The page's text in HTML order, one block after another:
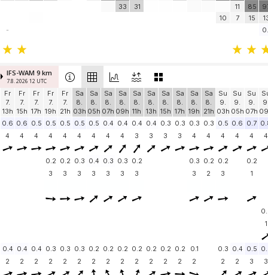
33
31
10
11
7
85
15
-
IFS-WAM 9 km
7.8. 2026 12 UTC
Fr
7.
13h
Fr
7.
15h
Fr
7.
17h
Fr
7.
19h
Fr
7.
21h
Sa
8.
03h
Sa
8.
05h
Sa
8.
07h
Sa
8.
09h
Sa
8.
11h
Sa
8.
13h
Sa
8.
15h
Sa
8.
17h
Sa
8.
19h
Sa
8.
21h
Su
9.
03h
Su
9.
05h
Su
9.
07h
0.6 0.6 0.5 0.5 0.5 0.5 0.5 0.4 0.4 0.4 0.4 0.3 0.3 0.3 0.3 0.5 0.6 0.7
4
4 4 4 4 4 4 4 4 3 3 3 3 4 4 4 4 4 4
0.2 0.2 0.3 0.4 0.3 0.3 0.2 0.3 0.2 0.2
0.2
3
3 3 3 3 3 3 3 2 3 1
1
0.4 0.4 0.4 0.3 0.3 0.3 0.2 0.2 0.2 0.2 0.2 0.2 0.2 0.1 0.3 0.4 0.5
2
2 2 2 2 2 2 2 2 2 2 2 2 2 2 2 3 3